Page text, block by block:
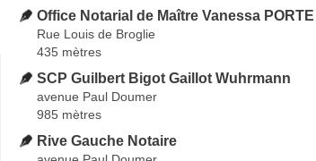
Office Notarial de Maître Vanessa PORTE
Rue Louis de Broglie
435 mètres
SCP Guilbert Bigot Gaillot Wuhrmann
avenue Paul Doumer
985 mètres
Rive Gauche Notaire